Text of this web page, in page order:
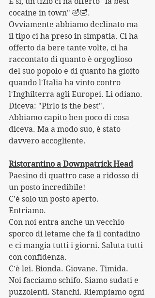
cocaine in town" 🤣🤣.
Ovviamente abbiamo declinato ma
il tipo ci ha preso in simpatia. Ci ha
offerto da bere tante volte, ci ha
raccontato di quanto è orgoglioso
del suo popolo e di quanto ha gioito
quando l'Italia ha vinto contro
l'Inghilterra agli Europei. Li odiano.
Diceva: "Pirlo is the best".
Abbiamo capito ben poco di cosa
diceva. Ma a modo suo, è stato
davvero accogliente.
Ristorantino a Downpatrick Head
Paesino di quattro case a ridosso di
un posto incredibile!
C'è solo un posto aperto.
Entriamo.
Con noi entra anche un vecchio
sporco di letame che fa il contadino
e ci mangia tutti i giorni. Saluta tutti
con confidenza.
C'è lei. Bionda. Giovane. Timida.
Noi facciamo schifo. Siamo sudati e
puzzolenti. Stanchi. Riempiamo ogni